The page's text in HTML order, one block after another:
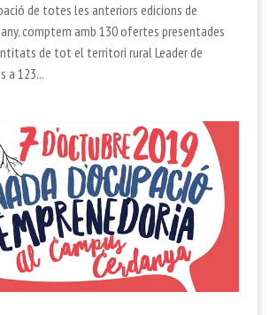
de totes les anteriors edicions de
comptem amb 130 ofertes presentades
de tot el territori rural Leader de
a 123...